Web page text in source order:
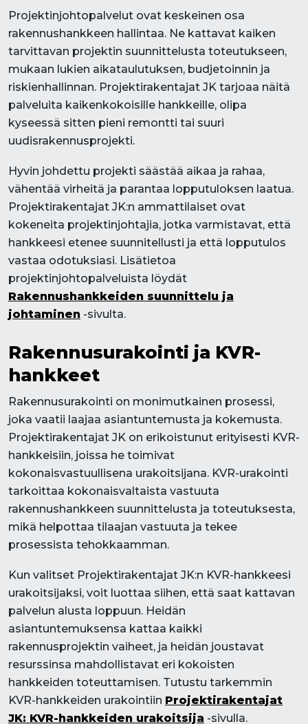
Projektinjohtopalvelut ovat keskeinen osa
rakennushankkeen hallintaa. Ne kattavat kaiken
tarvittavan projektin suunnittelusta toteutukseen,
mukaan lukien aikataulutuksen, budjetoinnin ja
riskienhallinnan. Projektirakentajat JK tarjoaa näitä
palveluita kaikenkokoisille hankkeille, olipa
kyseessä sitten pieni remontti tai suuri
uudisrakennusprojekti.
Hyvin johdettu projekti säästää aikaa ja rahaa,
vähentää virheitä ja parantaa lopputuloksen laatua.
Projektirakentajat JK:n ammattilaiset ovat
kokeneita projektinjohtajia, jotka varmistavat, että
hankkeesi etenee suunnitellusti ja että lopputulos
vastaa odotuksiasi. Lisätietoa
projektinjohtopalveluista löydät
Rakennushankkeiden suunnittelu ja
johtaminen -sivulta.
Rakennusurakointi ja KVR-
hankkeet
Rakennusurakointi on monimutkainen prosessi,
joka vaatii laajaa asiantuntemusta ja kokemusta.
Projektirakentajat JK on erikoistunut erityisesti KVR-
hankkeisiin, joissa he toimivat
kokonaisvastuullisena urakoitsijana. KVR-urakointi
tarkoittaa kokonaisvaltaista vastuuta
rakennushankkeen suunnittelusta ja toteutuksesta,
mikä helpottaa tilaajan vastuuta ja tekee
prosessista tehokkaamman.
Kun valitset Projektirakentajat JK:n KVR-hankkeesi
urakoitsijaksi, voit luottaa siihen, että saat kattavan
palvelun alusta loppuun. Heidän
asiantuntemuksensa kattaa kaikki
rakennusprojektin vaiheet, ja heidän joustavat
resurssinsa mahdollistavat eri kokoisten
hankkeiden toteuttamisen. Tutustu tarkemmin
KVR-hankkeiden urakointiin Projektirakentajat
JK: KVR-hankkeiden urakoitsija -sivulla.